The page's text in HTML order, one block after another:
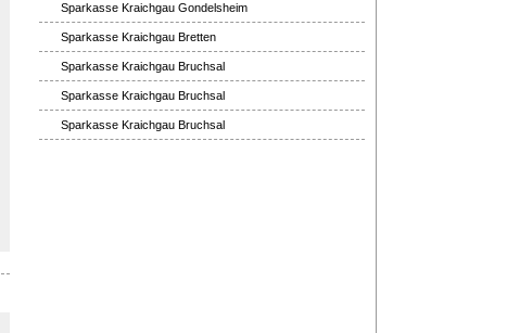
Sparkasse Kraichgau Gondelsheim
Sparkasse Kraichgau Bretten
Sparkasse Kraichgau Bruchsal
Sparkasse Kraichgau Bruchsal
Sparkasse Kraichgau Bruchsal